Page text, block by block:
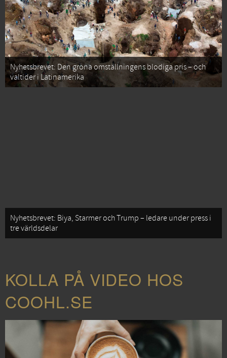
Nyhetsbrevet: Den gröna omställningens blodiga pris – och
valtider i Latinamerika
Nyhetsbrevet: Biya, Starmer och Trump – ledare under press i
tre världsdelar
KOLLA PÅ VIDEO HOS
COOHL.SE